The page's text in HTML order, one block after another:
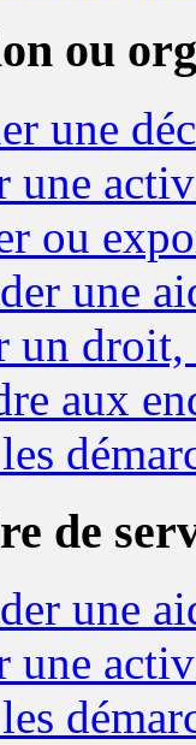
ou
une
une
ou
une
un droit,
aux
de
une
une